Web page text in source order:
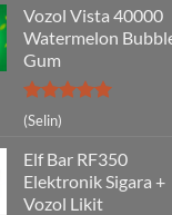
Vozol Vista 40000
Watermelon
Gum
5 üzerinden
5
oy aldı
(Selin)
Elf Bar RF350
Elektronik Sigara +
Vozol Likit